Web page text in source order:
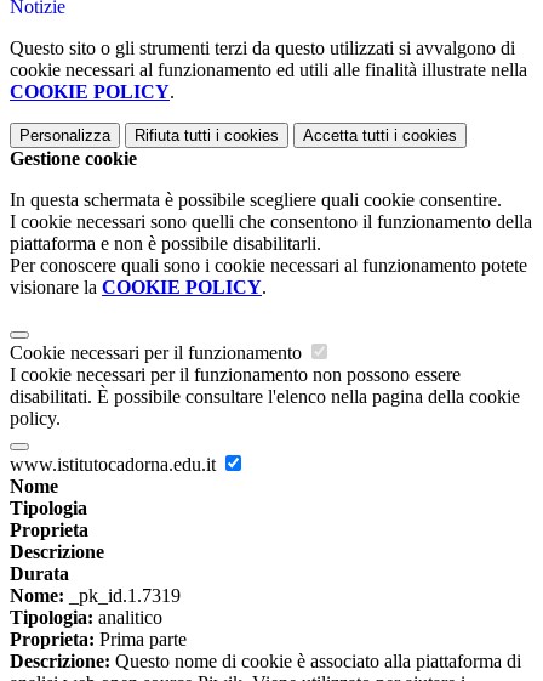
Notizie
Questo sito o gli strumenti terzi da questo utilizzati si avvalgono di
cookie necessari al funzionamento ed utili alle finalità illustrate nella
COOKIE POLICY.
Personalizza Rifiuta tutti i cookies Accetta tutti i cookies
Gestione cookie
In questa schermata è possibile scegliere quali cookie consentire.
I cookie necessari sono quelli che consentono il funzionamento della
piattaforma e non è possibile disabilitarli.
Per conoscere quali sono i cookie necessari al funzionamento potete
visionare la COOKIE POLICY.
Cookie necessari per il funzionamento
I cookie necessari per il funzionamento non possono essere
disabilitati. È possibile consultare l'elenco nella pagina della cookie
policy.
www.istitutocadorna.edu.it
Nome
Tipologia
Proprieta
Descrizione
Durata
Nome: _pk_id.1.7319
Tipologia: analitico
Proprieta: Prima parte
Descrizione: Questo nome di cookie è associato alla piattaforma di